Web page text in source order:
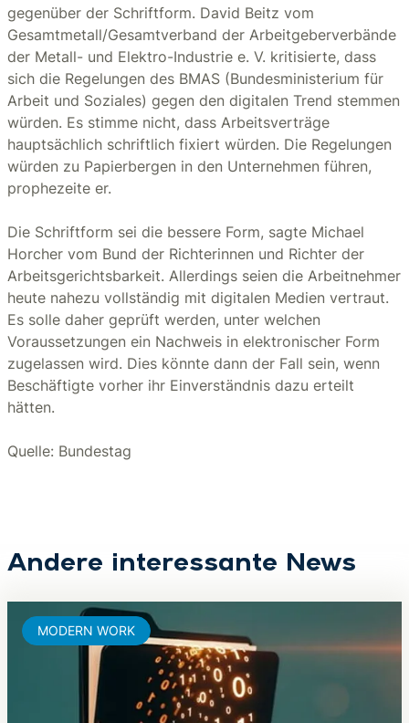
gegenüber der Schriftform. David Beitz vom
Gesamtmetall/Gesamtverband der Arbeitgeberverbände
der Metall- und Elektro-Industrie e. V. kritisierte, dass
sich die Regelungen des BMAS (Bundesministerium für
Arbeit und Soziales) gegen den digitalen Trend stemmen
würden. Es stimme nicht, dass Arbeitsverträge
hauptsächlich schriftlich fixiert würden. Die Regelungen
würden zu Papierbergen in den Unternehmen führen,
prophezeite er.
Die Schriftform sei die bessere Form, sagte Michael
Horcher vom Bund der Richterinnen und Richter der
Arbeitsgerichtsbarkeit. Allerdings seien die Arbeitnehmer
heute nahezu vollständig mit digitalen Medien vertraut.
Es solle daher geprüft werden, unter welchen
Voraussetzungen ein Nachweis in elektronischer Form
zugelassen wird. Dies könnte dann der Fall sein, wenn
Beschäftigte vorher ihr Einverständnis dazu erteilt
hätten.
Quelle: Bundestag
Andere interessante News
MODERN WORK